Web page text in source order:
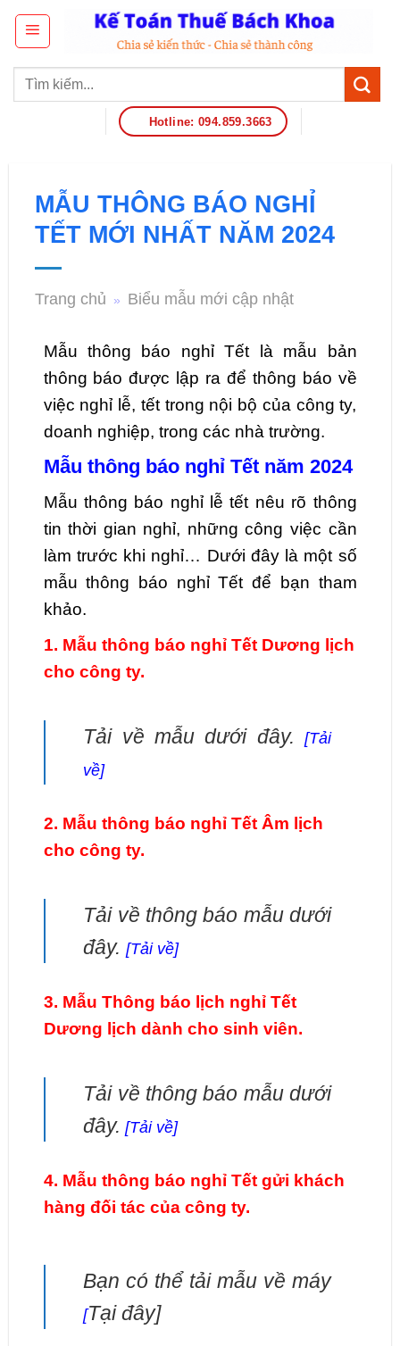
Hotline: 094.859.3663
MẪU THÔNG BÁO NGHỈ
TẾT MỚI NHẤT NĂM 2024
Trang chủ » Biểu mẫu mới cập nhật
Mẫu thông báo nghỉ Tết là mẫu bản
thông báo được lập ra để thông báo về
việc nghỉ lễ, tết trong nội bộ của công ty,
doanh nghiệp, trong các nhà trường.
Mẫu thông báo nghỉ Tết năm 2024
Mẫu thông báo nghỉ lễ tết nêu rõ thông
tin thời gian nghỉ, những công việc cần
làm trước khi nghỉ… Dưới đây là một số
mẫu thông báo nghỉ Tết để bạn tham
khảo.
1. Mẫu thông báo nghỉ Tết Dương lịch
cho công ty.
Tải về mẫu dưới đây.
[Tải
về]
2. Mẫu thông báo nghỉ Tết Âm lịch
cho công ty.
Tải về thông báo mẫu dưới
đây.[Tải về]
3. Mẫu Thông báo lịch nghỉ Tết
Dương lịch dành cho sinh viên.
Tải về thông báo mẫu dưới
đây. [Tải về]
4. Mẫu thông báo nghỉ Tết gửi khách
hàng đối tác của công ty.
Bạn có thể tải mẫu về máy
[Tại đây]